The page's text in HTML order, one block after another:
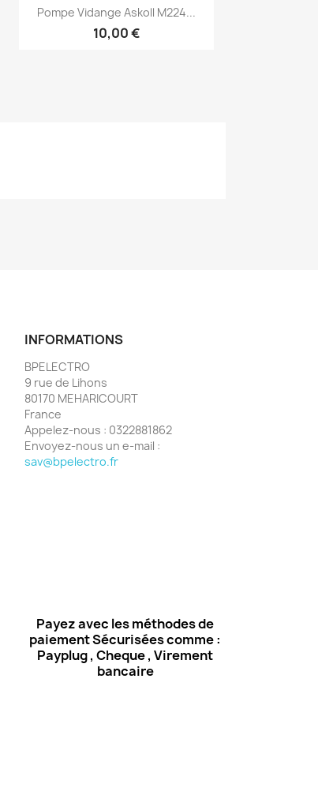
Aperçu rapide
Pompe Vidange Askoll M224...
10,00 €
INFORMATIONS
BPELECTRO
9 rue de Lihons
80170 MEHARICOURT
France
Appelez-nous : 0322881862
Envoyez-nous un e-mail :
sav@bpelectro.fr
Payez avec les méthodes de
paiement Sécurisées comme :
Payplug , Cheque , Virement
bancaire